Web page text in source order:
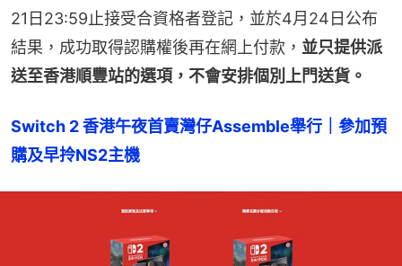
21日23:59止接受合資格者登記，並於4月24日公布
結果，成功取得認購權後再在網上付款， 並只提供派
送至香港順豐站的選項，不會安排個別上門送貨。
Switch 2 香港午夜首賣灣仔Assemble舉行｜參加預
購及早拎NS2主機